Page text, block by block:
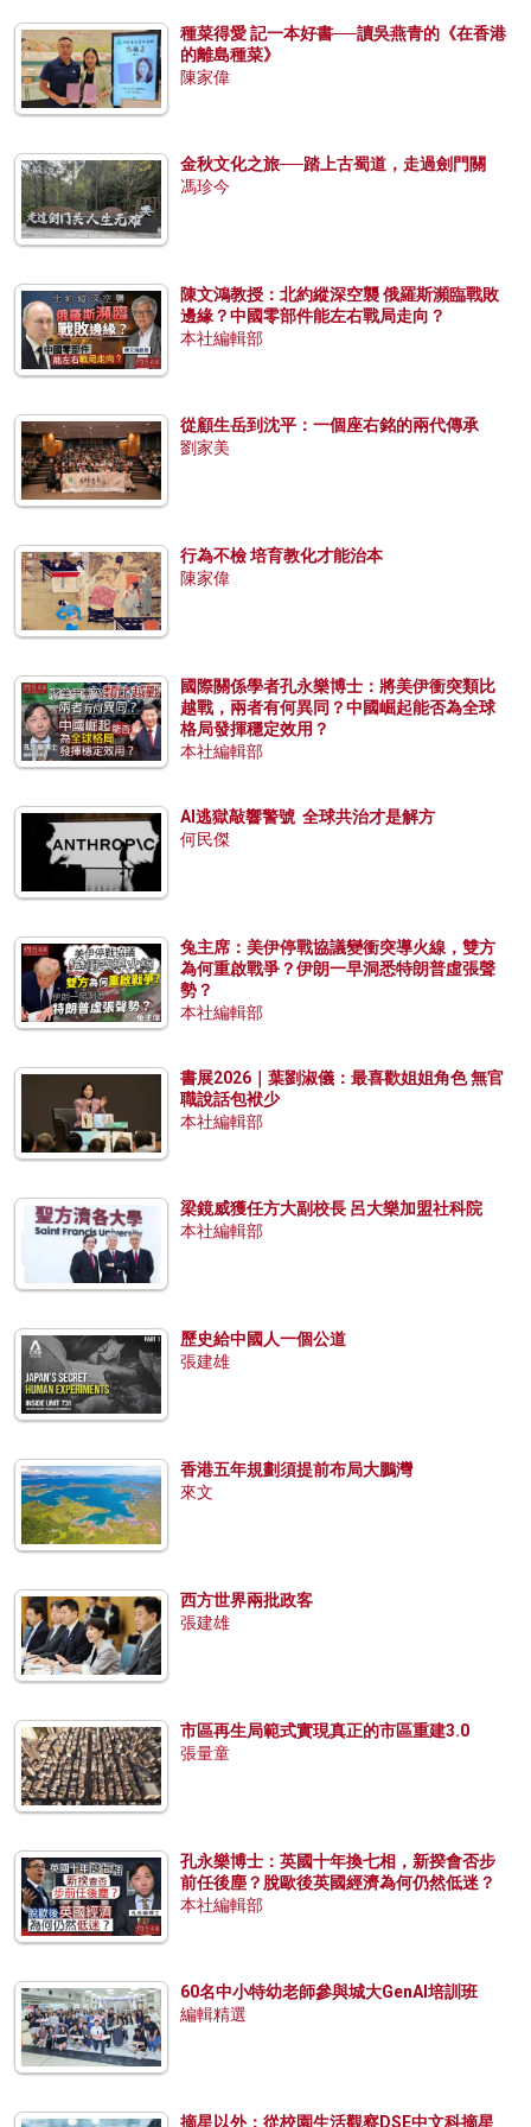
種菜得愛 記一本好書──讀吳燕青的《在香港
的離島種菜》
陳家偉
金秋文化之旅──踏上古蜀道，走過劍門關
馮珍今
陳文鴻教授：北約縱深空襲 俄羅斯瀕臨戰敗
邊緣？中國零部件能左右戰局走向？
本社編輯部
從顧生岳到沈平：一個座右銘的兩代傳承
劉家美
行為不檢 培育教化才能治本
陳家偉
國際關係學者孔永樂博士：將美伊衝突類比
越戰，兩者有何異同？中國崛起能否為全球
格局發揮穩定效用？
本社編輯部
AI逃獄敲響警號 全球共治才是解方
何民傑
兔主席：美伊停戰協議變衝突導火線，雙方
為何重啟戰爭？伊朗一早洞悉特朗普虛張聲
勢？
本社編輯部
書展2026｜葉劉淑儀：最喜歡姐姐角色 無官
職說話包袱少
本社編輯部
梁鏡威獲任方大副校長 呂大樂加盟社科院
本社編輯部
歷史給中國人一個公道
張建雄
香港五年規劃須提前布局大鵬灣
來文
西方世界兩批政客
張建雄
市區再生局範式實現真正的市區重建3.0
張量童
孔永樂博士：英國十年換七相，新揆會否步
前任後塵？脫歐後英國經濟為何仍然低迷？
本社編輯部
60名中小特幼老師參與城大GenAI培訓班
編輯精選
摘星以外：從校園生活觀察DSE中文科摘星